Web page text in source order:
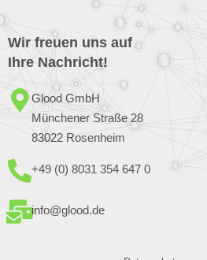
Wir freuen uns auf
Ihre Nachricht!
Glood GmbH
Münchener Straße 28
83022 Rosenheim
+49 (0) 8031 354 647 0
info@glood.de